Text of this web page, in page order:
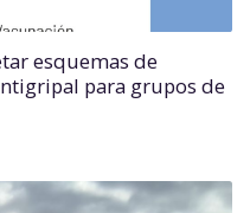
esquemas de
para grupos de